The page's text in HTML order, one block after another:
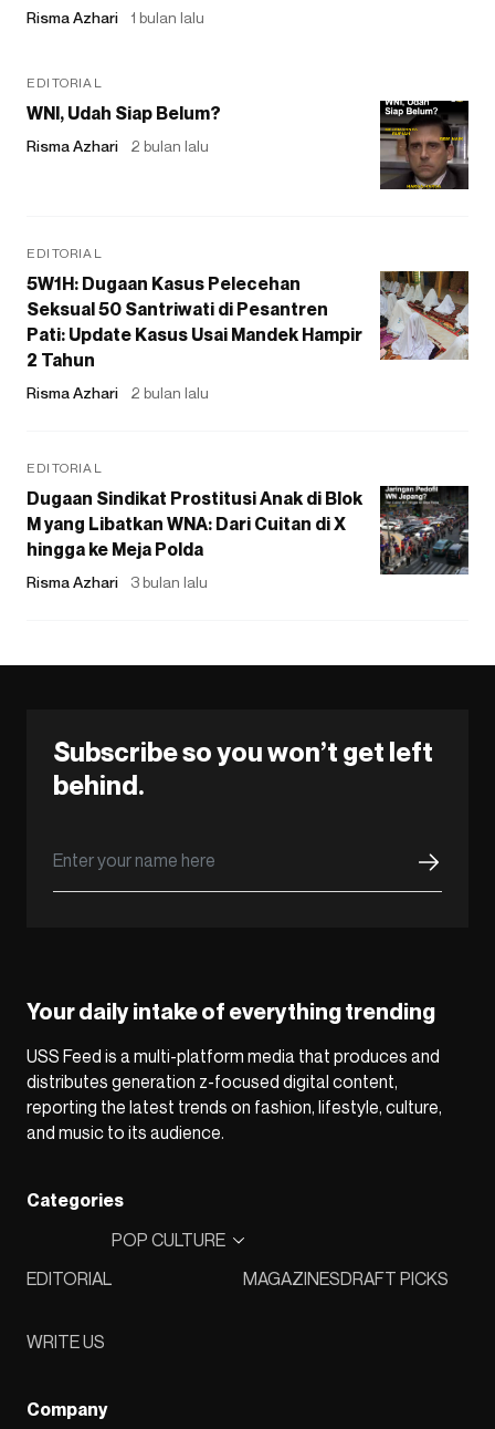
Risma Azhari 1 bulan lalu
EDITORIAL
WNI, Udah Siap Belum?
Risma Azhari 2 bulan lalu
EDITORIAL
5W1H: Dugaan Kasus Pelecehan
Seksual 50 Santriwati di Pesantren
Pati: Update Kasus Usai Mandek Hampir
2 Tahun
Risma Azhari 2 bulan lalu
EDITORIAL
Dugaan Sindikat Prostitusi Anak di Blok
M yang Libatkan WNA: Dari Cuitan di X
hingga ke Meja Polda
Risma Azhari 3 bulan lalu
Subscribe so you won’t get left
behind.
Your daily intake of everything trending
USS Feed is a multi-platform media that produces and
distributes generation z-focused digital content,
reporting the latest trends on fashion, lifestyle, culture,
and music to its audience.
Categories
EDITORIAL
POP CULTURE
MAGAZINESDRAFT PICKS
WRITE US
Company